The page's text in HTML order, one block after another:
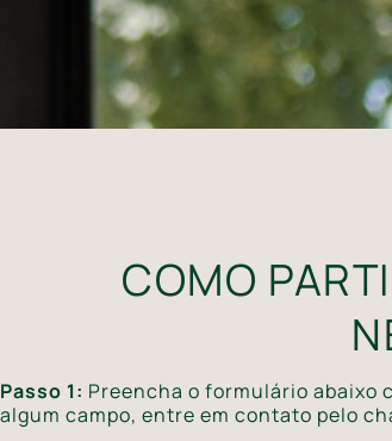
COMO
Passo 1: Preencha o formulário abaixo
algum campo, entre em contato pelo